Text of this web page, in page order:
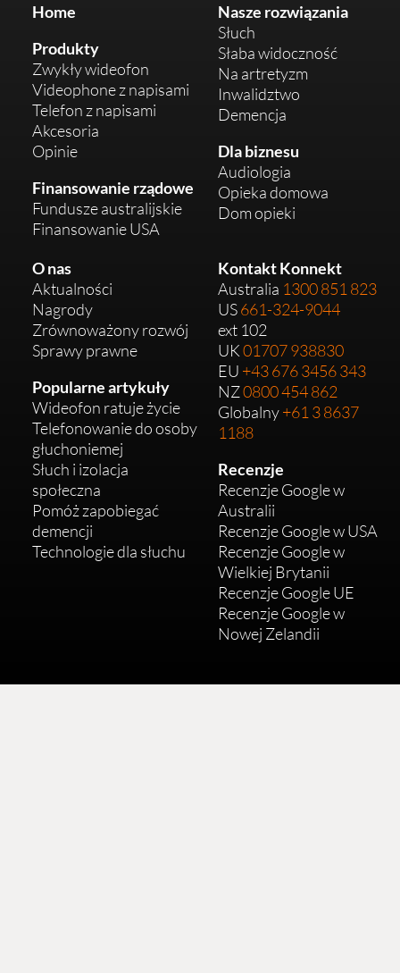
Home
Produkty
Zwykły wideofon
Videophone z napisami
Telefon z napisami
Akcesoria
Opinie
Finansowanie rządowe
Fundusze australijskie
Finansowanie USA
Nasze rozwiązania
Słuch
Słaba widoczność
Na artretyzm
Inwalidztwo
Demencja
Dla biznesu
Audiologia
Opieka domowa
Dom opieki
O nas
Aktualności
Nagrody
Zrównoważony rozwój
Sprawy prawne
Popularne artykuły
Wideofon ratuje życie
Telefonowanie do osoby
głuchoniemej
Słuch i izolacja
społeczna
Pomóż zapobiegać
demencji
Technologie dla słuchu
Kontakt Konnekt
Australia 1300 851 823
US661-324-9044
ext 102
UK01707 938830
EU +43 676 3456 343
NZ0800 454 862
Globalny+61 3 8637
1188
Recenzje
Recenzje Google w
Australii
Recenzje Google w USA
Recenzje Google w
Wielkiej Brytanii
Recenzje Google UE
Recenzje Google w
Nowej Zelandii